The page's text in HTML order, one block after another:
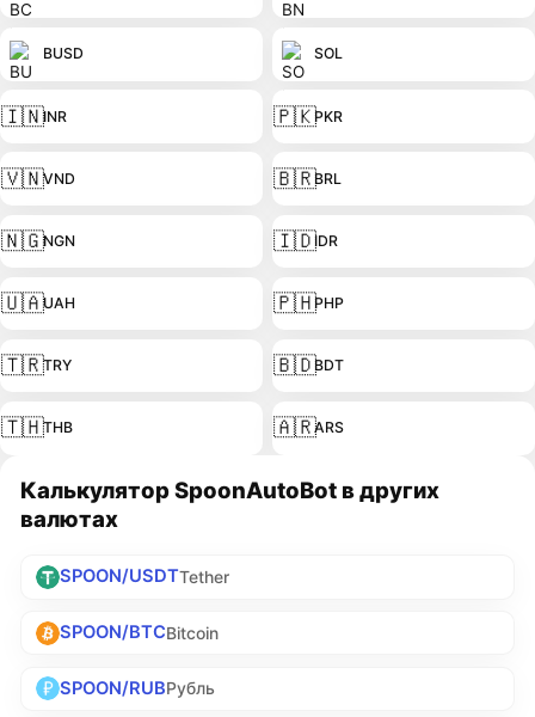
BUSD SOL
🇮🇳INR 🇵🇰PKR
🇻🇳VND 🇧🇷BRL
🇳🇬NGN 🇮🇩IDR
🇺🇦UAH 🇵🇭PHP
🇹🇷TRY 🇧🇩BDT
🇹🇭THB 🇦🇷ARS
Калькулятор SpoonAutoBot в других
валютах
SPOON/USDTTether
SPOON/BTCBitcoin
SPOON/RUBРубль